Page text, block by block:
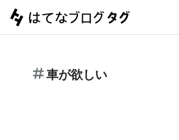
車が欲しい